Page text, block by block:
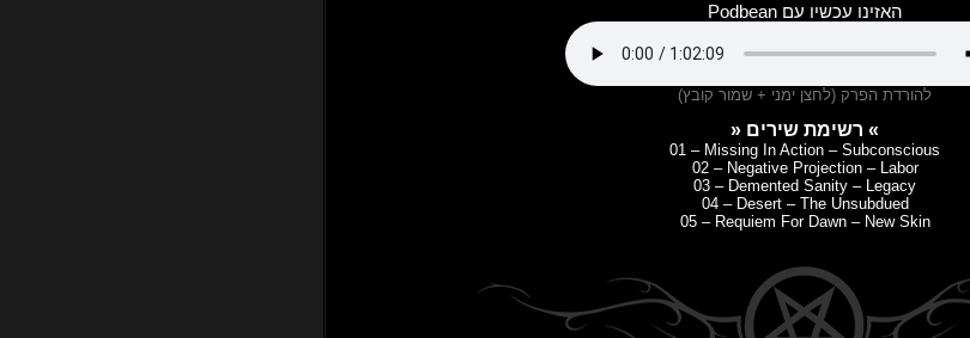
האזינו עכשיו עם Podbean
להורדת הפרק (לחצן ימני + שמור קובץ)
» רשימת שירים «
01 – Missing In Action – Subconscious
02 – Negative Projection – Labor
03 – Demented Sanity – Legacy
04 – Desert – The Unsubdued
05 – Requiem For Dawn – New Skin